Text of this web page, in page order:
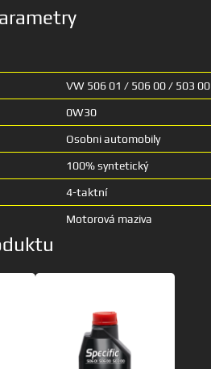
VW 506 01 / 506 00 / 503 00
0W30
Osobni automobily
100% syntetický
4-taktní
Motorová maziva